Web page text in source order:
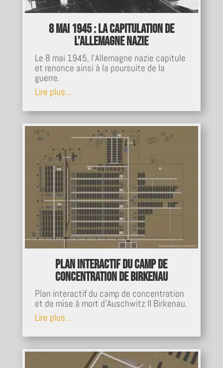
8 mai 1945 : la capitulation de
l’Allemagne nazie
Le 8 mai 1945, l’Allemagne nazie capitule
et renonce ainsi à la poursuite de la
guerre.
Lire plus...
Plan interactif du camp de
concentration de Birkenau
Plan interactif du camp de concentration
et de mise à mort d'Auschwitz II Birkenau.
Lire plus...